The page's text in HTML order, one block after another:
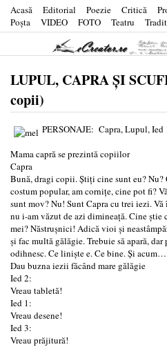
Acasă Editorial Poezie Critică
Poşta
VIDEO FOTO Teatru
LUPUL, CAPRA ȘI
copii)
PERSONAJE: Capra, Lupul, Ied
Mama capră se prezintă copiilor
Capra
Bună, dragi copii. Știți cine sunt eu? Nu?
costum popular, am cornițe, cine pot fi?
sunt mov? Nu! Sunt Capra cu trei iezi.
nu i-am văzut de azi dimineață. Cine
mei? Năstrușnici! Adică vioi și
și fac multă gălăgie. Trebuie să apară,
odihnesc. Ce liniște e. Ce bine. Și
Dau buzna iezii făcând mare gălăgie
Ied 2:
Vreau tabletă!
Ied 1:
Vreau desene!
Ied 3:
Vreau prăjitură!